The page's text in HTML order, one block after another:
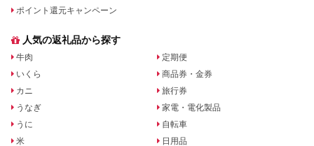
ポイント還元キャンペーン
人気の返礼品から探す
牛肉
いくら
カニ
うなぎ
うに
米
定期便
商品券・金券
旅行券
家電・電化製品
自転車
日用品